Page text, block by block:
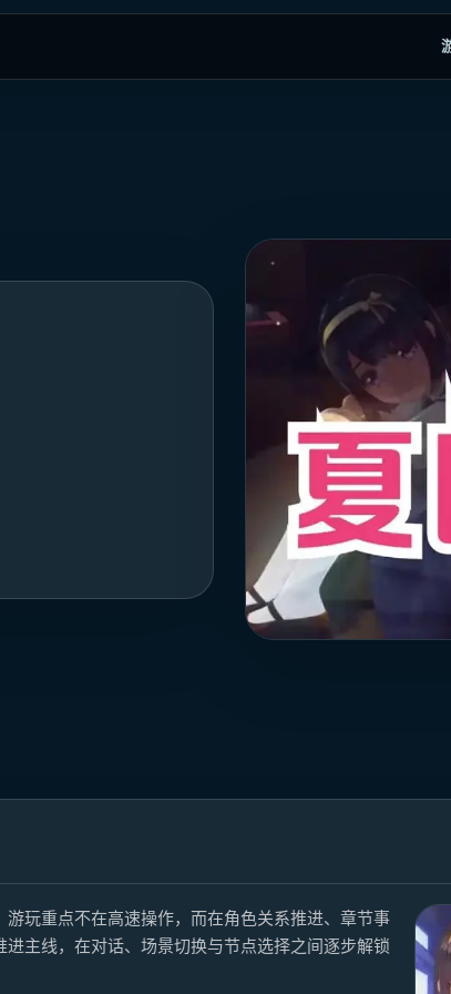
玩重点不在高速操作，而在角色关系推进、章节事
主线，在对话、场景切换与节点选择之间逐步解锁